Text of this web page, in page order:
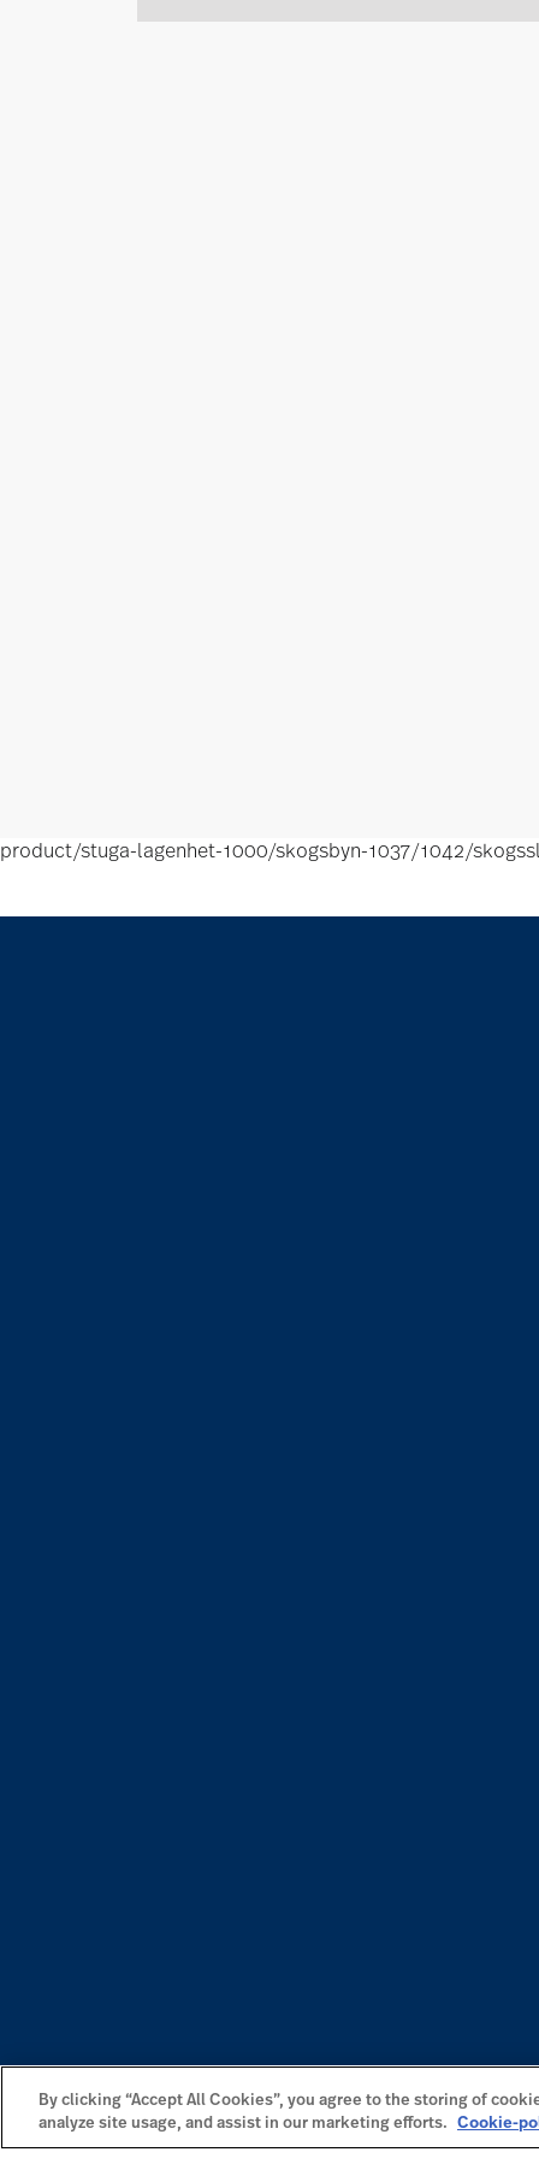
product/stuga-lagenhet-1000/skogsbyn-1037/1042/
By clicking “Accept All Cookies”, you agree to the storing of
analyze site usage, and assist in our marketing efforts.
Cookie-